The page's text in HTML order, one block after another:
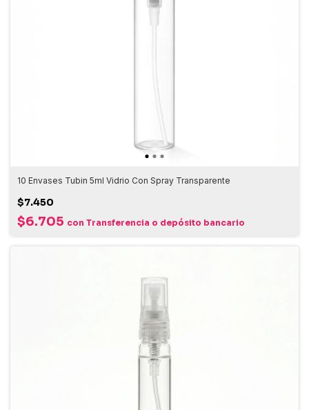
10 Envases Tubin 5ml Vidrio Con Spray Transparente
$7.450
$6.705 con Transferencia o depósito bancario